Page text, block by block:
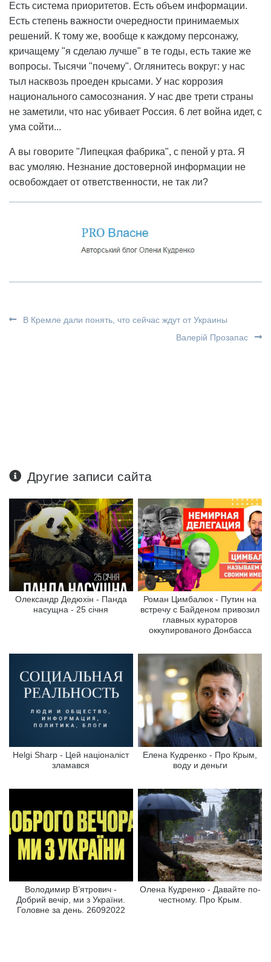
Есть система приоритетов. Есть объем информации.
Есть степень важности очередности принимаемых
решений. К тому же, вообще к каждому персонажу,
кричащему "я сделаю лучше" в те годы, есть такие же
вопросы. Тысячи "почему". Оглянитесь вокруг: у нас
тыл насквозь проеден крысами. У нас коррозия
национального самосознания. У нас две трети страны
не заметили, что нас убивает Россия. 6 лет война идет, с
ума сойти...
А вы говорите "Липецкая фабрика", с пеной у рта. Я
вас умоляю. Незнание достоверной информации не
освобождает от ответственности, не так ли?
В Кремле дали понять, что сейчас ждут от Украины
Валерій Прозапас
Другие записи сайта
Олександр Дедюхін - Панда
насущна - 25 січня
Роман Цимбалюк - Путин на
встречу с Байденом привозил
главных кураторов
оккупированого Донбасса
Helgi Sharp - Цей націоналіст
зламався
Елена Кудренко - Про Крым,
воду и деньги
Володимир В’ятрович -
Добрий вечір, ми з України.
Головне за день. 26092022
Олена Кудренко - Давайте по-
честному. Про Крым.